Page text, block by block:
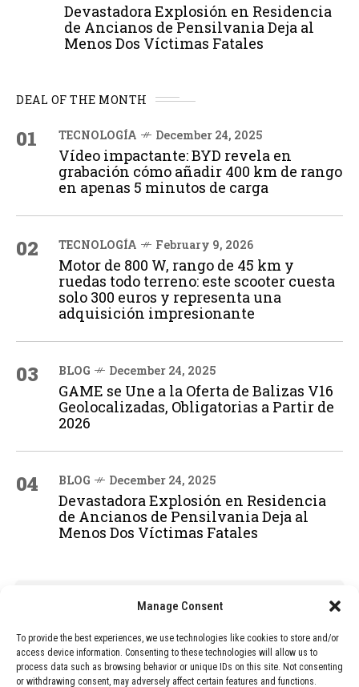
Manage Consent
To provide the best experiences, we use technologies like cookies to store and/or
access device information. Consenting to these technologies will allow us to
process data such as browsing behavior or unique IDs on this site. Not consenting
or withdrawing consent, may adversely affect certain features and functions.
Devastadora Explosión en Residencia
de Ancianos de Pensilvania Deja al
Menos Dos Víctimas Fatales
DEAL OF THE MONTH
01 TECNOLOGÍA December 24, 2025
Vídeo impactante: BYD revela en
grabación cómo añadir 400 km de rango
en apenas 5 minutos de carga
02 TECNOLOGÍA February 9, 2026
Motor de 800 W, rango de 45 km y
ruedas todo terreno: este scooter cuesta
solo 300 euros y representa una
adquisición impresionante
03 BLOG December 24, 2025
GAME se Une a la Oferta de Balizas V16
Geolocalizadas, Obligatorias a Partir de
2026
04 BLOG December 24, 2025
Devastadora Explosión en Residencia
de Ancianos de Pensilvania Deja al
Menos Dos Víctimas Fatales